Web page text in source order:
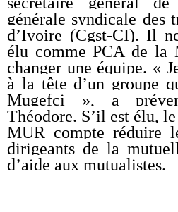
générale syndicale des
d’Ivoire (Cgst-CI). Il
élu comme PCA de la
changer une équipe. «
à la tête d’un groupe
Mugefci », a
Théodore. S’il est élu,
MUR compte réduire
dirigeants de la
d’aide aux mutualistes.